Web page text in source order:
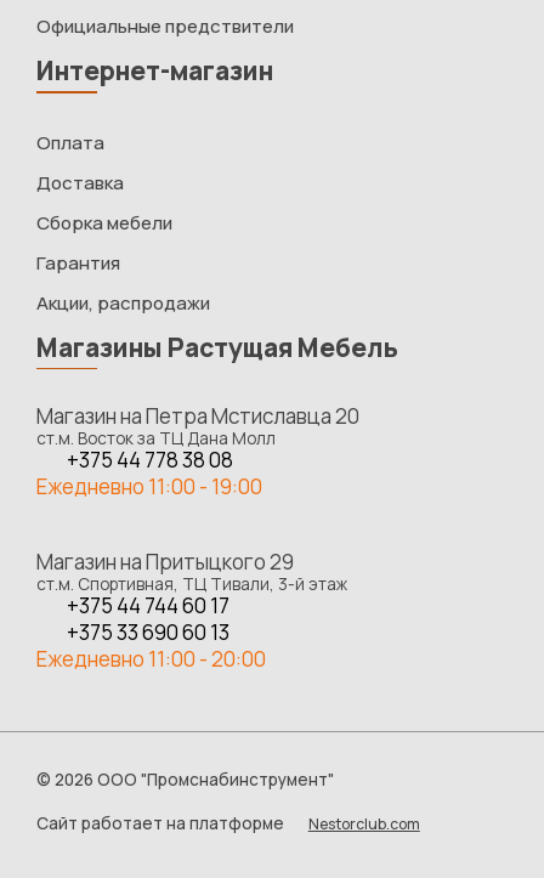
Официальные предствители
Интернет-магазин
Оплата
Доставка
Сборка мебели
Гарантия
Акции, распродажи
Магазины Растущая Мебель
Магазин на Петра Мстиславца 20
ст.м. Восток за ТЦ Дана Молл
+375 44 778 38 08
Ежедневно 11:00 - 19:00
Магазин на Притыцкого 29
ст.м. Спортивная, ТЦ Тивали, 3-й этаж
+375 44 744 60 17
+375 33 690 60 13
Ежедневно 11:00 - 20:00
© 2026 ООО "Промснабинструмент"
Сайт работает на платформе
Nestorclub.com